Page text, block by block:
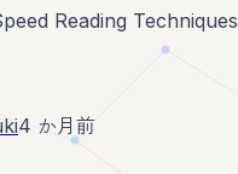
Reading Techniques
4 か月前